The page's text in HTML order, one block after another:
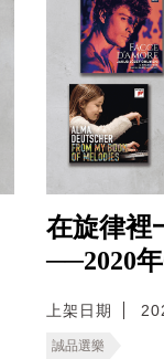
在旋律裡
──2020
上架日期
誠品選樂